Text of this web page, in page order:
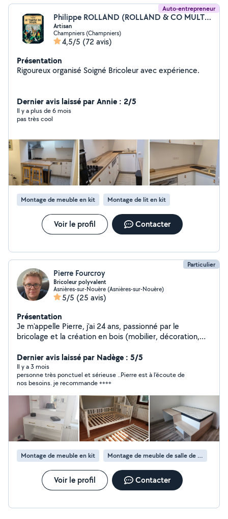
Auto-entrepreneur
Philippe ROLLAND (ROLLAND & CO MULTI SERVICES)
Artisan
Champniers (Champniers)
4,5/5 (72 avis)
Présentation
Rigoureux organisé Soigné Bricoleur avec expérience.
Dernier avis laissé par Annie : 2/5
Il y a plus de 6 mois
pas très cool
Montage de meuble en kit Montage de lit en kit
Voir le profil Contacter
Particulier
Pierre Fourcroy
Bricoleur polyvalent
Asnières-sur-Nouère (Asnières-sur-Nouère)
5/5 (25 avis)
Présentation
Je m'appelle Pierre, j'ai 24 ans, passionné par le
bricolage et la création en bois (mobilier, décoration,
travaux du quotidien. Je suis sérieux, efficace et je suis
également véhiculé. N'hésitez pas à me contacter !
Dernier avis laissé par Nadège : 5/5
Il y a 3 mois
personne très ponctuel et sérieuse ..Pierre est à l'écoute de
nos besoins. je recommande ++++
Montage de meuble en kit Montage de meuble de salle de bain en kit
Voir le profil Contacter